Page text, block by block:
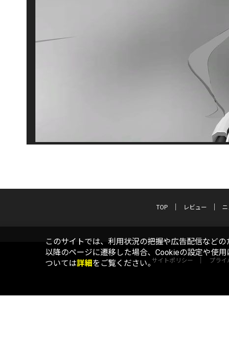
TOP レビュー
サイトポリシー プライ
このサイトでは、利用状況の把握や広告配信など
以降のページに遷移した場合、Cookieの設定や使
ついては詳細をご覧ください。